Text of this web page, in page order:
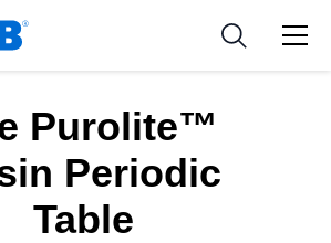
Purolite™
Periodic
Table